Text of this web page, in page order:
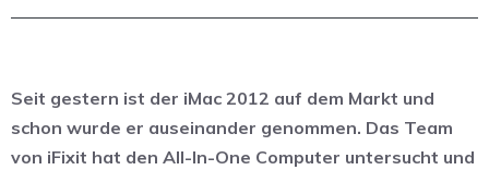
Seit gestern ist der iMac 2012 auf dem Markt und
schon wurde er auseinander genommen. Das Team
von iFixit hat den All-In-One Computer untersucht und